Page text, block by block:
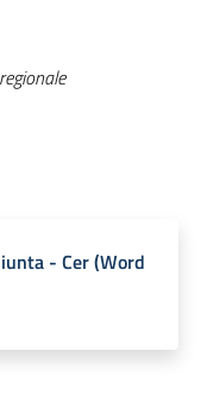
- Cer(Word